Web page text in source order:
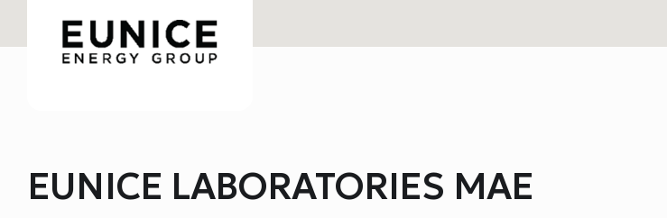
EUNICE LABORATORIES MAE